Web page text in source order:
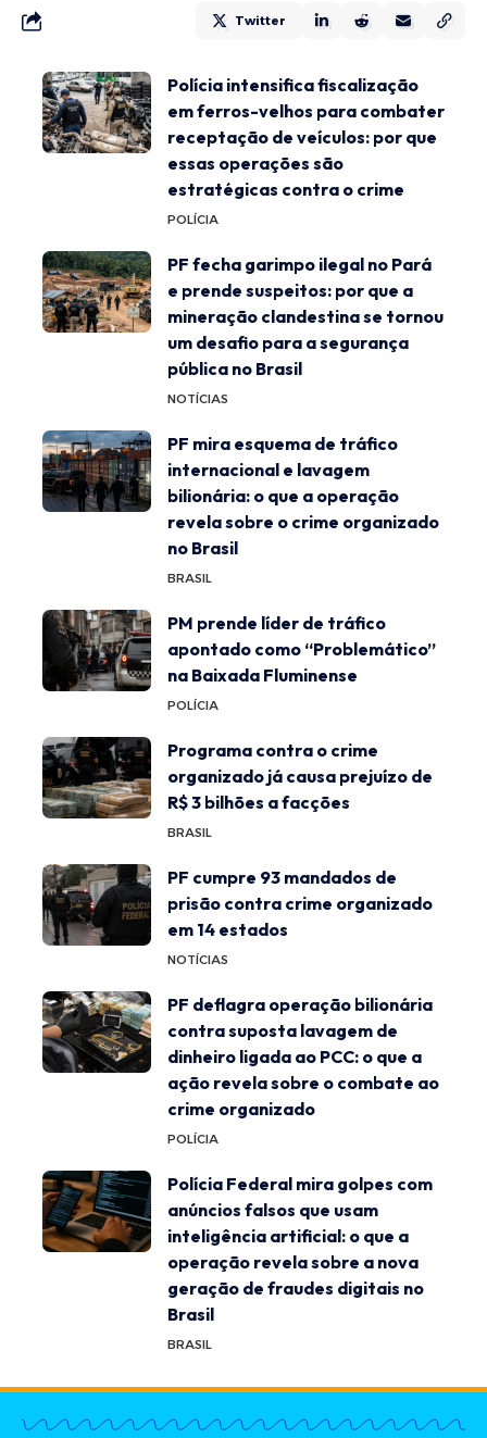
Twitter
Polícia intensifica fiscalização
em ferros-velhos para combater
receptação de veículos: por que
essas operações são
estratégicas contra o crime
POLÍCIA
PF fecha garimpo ilegal no Pará
e prende suspeitos: por que a
mineração clandestina se tornou
um desafio para a segurança
pública no Brasil
NOTÍCIAS
PF mira esquema de tráfico
internacional e lavagem
bilionária: o que a operação
revela sobre o crime organizado
no Brasil
BRASIL
PM prende líder de tráfico
apontado como “Problemático”
na Baixada Fluminense
POLÍCIA
Programa contra o crime
organizado já causa prejuízo de
R$ 3 bilhões a facções
BRASIL
PF cumpre 93 mandados de
prisão contra crime organizado
em 14 estados
NOTÍCIAS
PF deflagra operação bilionária
contra suposta lavagem de
dinheiro ligada ao PCC: o que a
ação revela sobre o combate ao
crime organizado
POLÍCIA
Polícia Federal mira golpes com
anúncios falsos que usam
inteligência artificial: o que a
operação revela sobre a nova
geração de fraudes digitais no
Brasil
BRASIL